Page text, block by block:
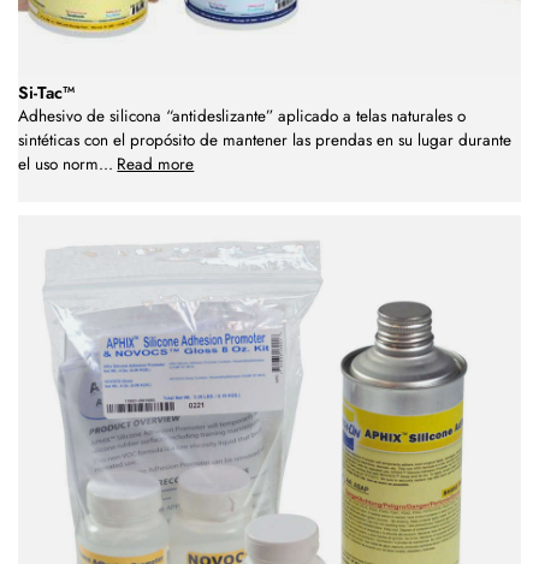
Si-Tac™
Adhesivo de silicona “antideslizante” aplicado a telas naturales o
sintéticas con el propósito de mantener las prendas en su lugar durante
el uso norm... Read more